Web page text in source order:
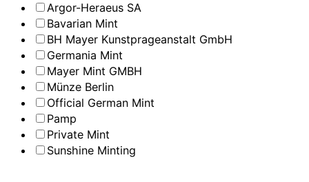
Argor-Heraeus SA
Bavarian Mint
BH Mayer Kunstprageanstalt GmbH
Germania Mint
Mayer Mint GMBH
Münze Berlin
Official German Mint
Pamp
Private Mint
Sunshine Minting